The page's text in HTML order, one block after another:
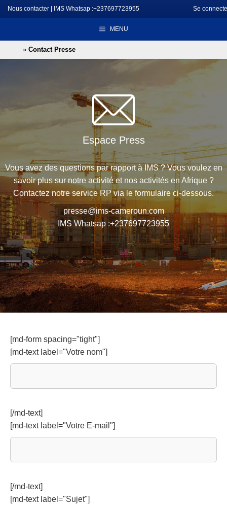
Aller
au
Nous contacter IMS Whatsap :+237697723955 Se
MENU
» Contact Presse
Espace Press
Vous avez des questions par rapport à IMS ? Vous voulez en
savoir plus sur notre activité et nos activités en Afrique ?
Contactez notre service RP via le formulaire ci-dessous.
presse@ims-cameroun.com
IMS Whatsap :+237697723955
[md-form spacing="tight"]
[md-text label="Votre nom"]
[/md-text]
[md-text label="Votre E-mail"]
[/md-text]
[md-text label="Sujet"]